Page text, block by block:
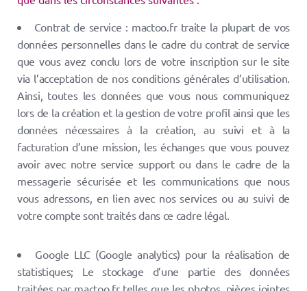
Contrat de service : mactoo.fr traite la plupart de vos
données personnelles dans le cadre du contrat de service
que vous avez conclu lors de votre inscription sur le site
via l’acceptation de nos conditions générales d’utilisation.
Ainsi, toutes les données que vous nous communiquez
lors de la création et la gestion de votre profil ainsi que les
données nécessaires à la création, au suivi et à la
facturation d’une mission, les échanges que vous pouvez
avoir avec notre service support ou dans le cadre de la
messagerie sécurisée et les communications que nous
vous adressons, en lien avec nos services ou au suivi de
votre compte sont traités dans ce cadre légal.
Google LLC (Google analytics) pour la réalisation de
statistiques; Le stockage d’une partie des données
traitées par mactoo.fr telles que les photos, pièces jointes